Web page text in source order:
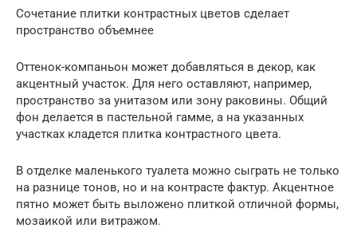
Сочетание плитки контрастных цветов сделает
пространство объемнее
Оттенок-компаньон может добавляться в декор, как
акцентный участок. Для него оставляют, например,
пространство за унитазом или зону раковины. Общий
фон делается в пастельной гамме, а на указанных
участках кладется плитка контрастного цвета.
В отделке маленького туалета можно сыграть не только
на разнице тонов, но и на контрасте фактур. Акцентное
пятно может быть выложено плиткой отличной формы,
мозаикой или витражом.